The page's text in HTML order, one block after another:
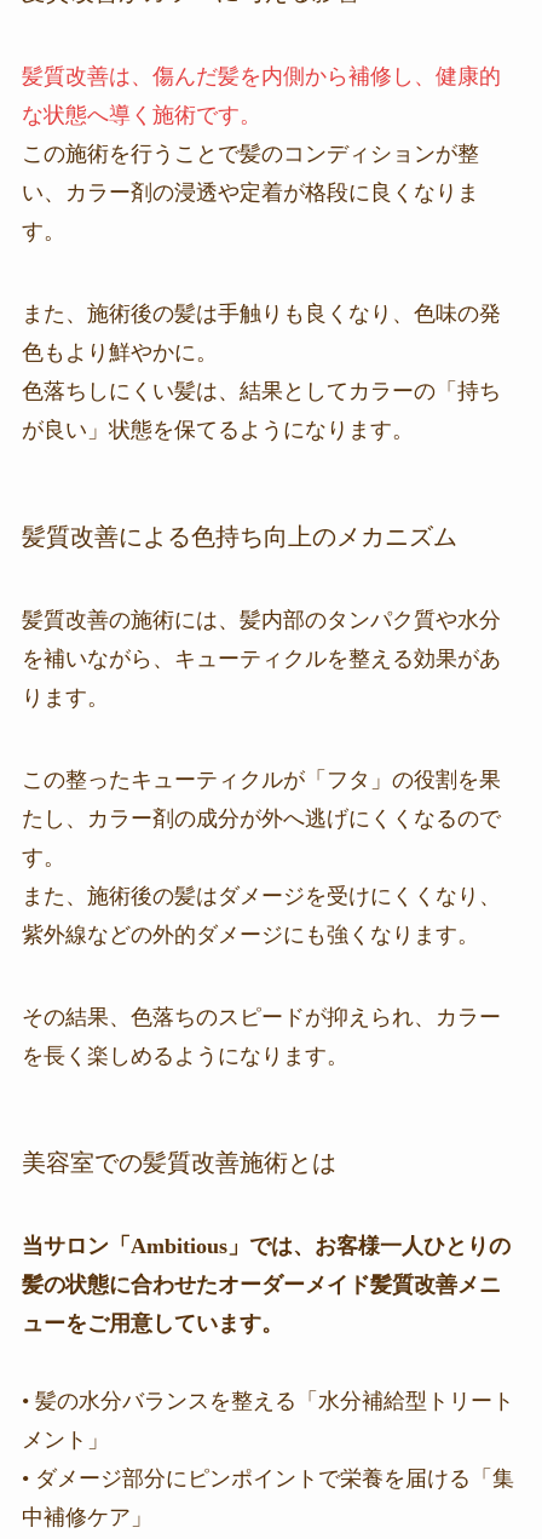
髪質改善は、傷んだ髪を内側から補修し、健康的
な状態へ導く施術です。
この施術を行うことで髪のコンディションが整
い、カラー剤の浸透や定着が格段に良くなりま
す。
また、施術後の髪は手触りも良くなり、色味の発
色もより鮮やかに。
色落ちしにくい髪は、結果としてカラーの「持ち
が良い」状態を保てるようになります。
髪質改善による色持ち向上のメカニズム
髪質改善の施術には、髪内部のタンパク質や水分
を補いながら、キューティクルを整える効果があ
ります。
この整ったキューティクルが「フタ」の役割を果
たし、カラー剤の成分が外へ逃げにくくなるので
す。
また、施術後の髪はダメージを受けにくくなり、
紫外線などの外的ダメージにも強くなります。
その結果、色落ちのスピードが抑えられ、カラー
を長く楽しめるようになります。
美容室での髪質改善施術とは
当サロン「Ambitious」では、お客様一人ひとりの
髪の状態に合わせたオーダーメイド髪質改善メニ
ューをご用意しています。
• 髪の水分バランスを整える「水分補給型トリート
メント」
• ダメージ部分にピンポイントで栄養を届ける「集
中補修ケア」